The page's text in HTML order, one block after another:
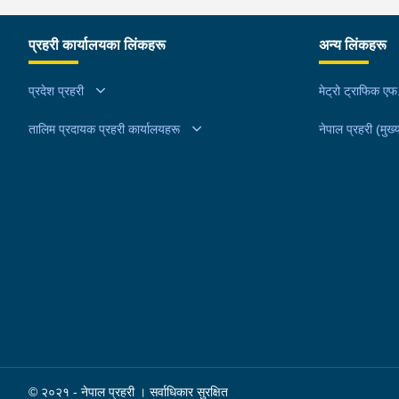
चालक अभिषेक कुमार साह र सवार राहुल कुमार मण्डलले उक्त
निजहरुलाई नियन्त्रणमा लिई थप अनुसन्धान कार्य भईरहेको
प्रहरी कार्यालयका लिंकहरू
प्रदेश प्रहरी
तालिम प्रदायक प्रहरी कार्यालयहरू
अन्य लिंकहरू
मेट्रो ट्राफिक
नेपाल प्रहरी
© २०२१ - नेपाल प्रहरी । सर्वाधिकार सुरक्षित